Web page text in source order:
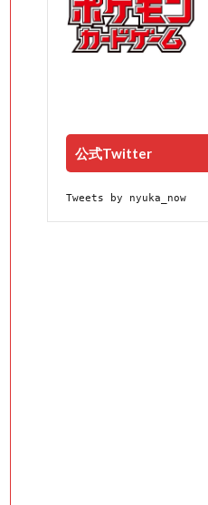
公式Twitter
Tweets by nyuka_now